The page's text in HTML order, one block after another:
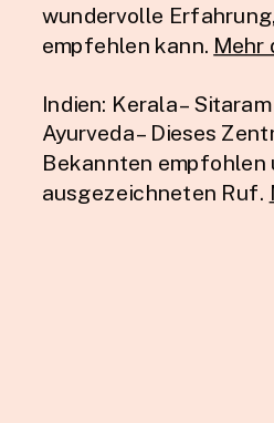
wundervolle
empfehlen kann. Mehr
Indien: Kerala –
Ayurveda – Dieses
Bekannten empfohlen
ausgezeichneten Ruf.